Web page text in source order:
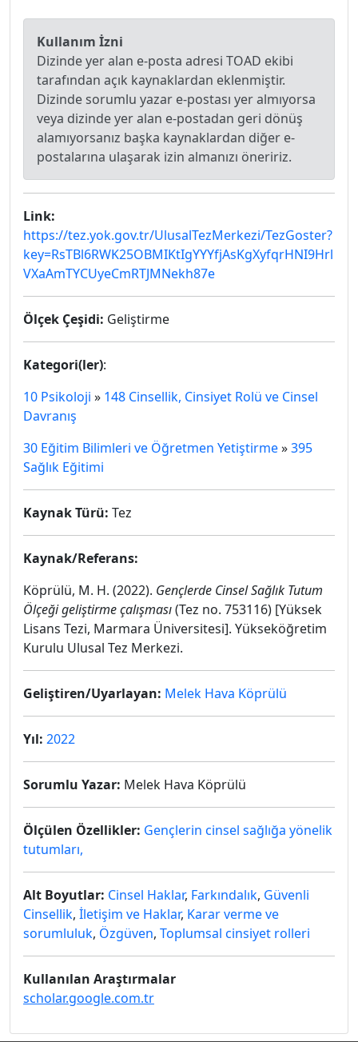
Kullanım İzni
Dizinde yer alan e-posta adresi TOAD ekibi
tarafından açık kaynaklardan eklenmiştir.
Dizinde sorumlu yazar e-postası yer almıyorsa
veya dizinde yer alan e-postadan geri dönüş
alamıyorsanız başka kaynaklardan diğer e-
postalarına ulaşarak izin almanızı öneririz.
Link:
https://tez.yok.gov.tr/UlusalTezMerkezi/TezGoster?
key=RsTBl6RWK25OBMIKtIgYYYfjAsKgXyfqrHNI9Hrl
VXaAmTYCUyeCmRTJMNekh87e
Ölçek Çeşidi: Geliştirme
Kategori(ler):
10 Psikoloji » 148 Cinsellik, Cinsiyet Rolü ve Cinsel
Davranış
30 Eğitim Bilimleri ve Öğretmen Yetiştirme»395
Sağlık Eğitimi
Kaynak Türü: Tez
Kaynak/Referans:
Köprülü, M. H. (2022). Gençlerde Cinsel Sağlık Tutum
Ölçeği geliştirme çalışması(Tez no. 753116) [Yüksek
Lisans Tezi, Marmara Üniversitesi]. Yükseköğretim
Kurulu Ulusal Tez Merkezi.
Geliştiren/Uyarlayan: Melek Hava Köprülü
Yıl: 2022
Sorumlu Yazar: Melek Hava Köprülü
Ölçülen Özellikler: Gençlerin cinsel sağlığa yönelik
tutumları,
Alt Boyutlar: Cinsel Haklar, Farkındalık, Güvenli
Cinsellik, İletişim ve Haklar, Karar verme ve
sorumluluk, Özgüven, Toplumsal cinsiyet rolleri
Kullanılan Araştırmalar
scholar.google.com.tr